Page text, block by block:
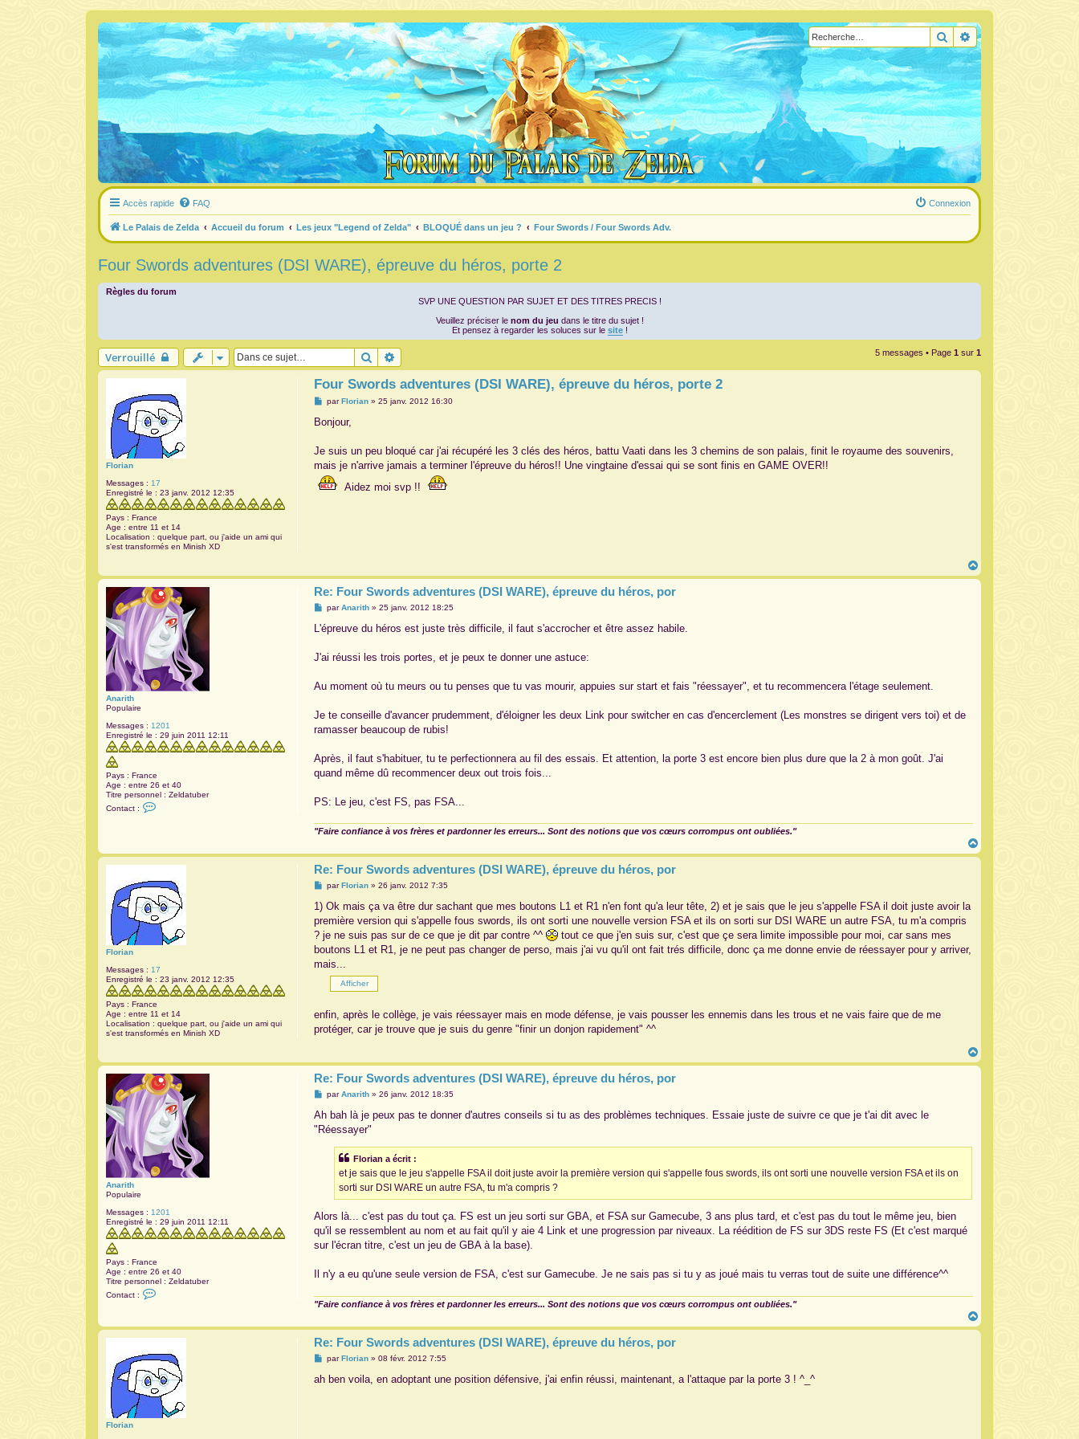
RechercherRecherche avancée
Accès rapide FAQ Connexion
Le Palais de Zelda Accueil du forum Les jeux "Legend of Zelda" BLOQUÉ dans un jeu ? Four Swords / Four Swords Adv.
Four Swords adventures (DSI WARE), épreuve du héros, porte 2
Règles du forum
SVP UNE QUESTION PAR SUJET ET DES TITRES PRECIS !
Veuillez préciser le nom du jeu dans le titre du sujet !
Et pensez à regarder les soluces sur le site!
Verrouillé Rechercher 5 messages • Page 1 sur 1
Florian
Messages : 17
Enregistré le : 23 janv. 2012 12:35
Pays : France
Age : entre 11 et 14
Localisation : quelque part, ou j'aide un ami qui
s'est transformés en Minish XD
Four Swords adventures (DSI WARE), épreuve du héros, porte 2
M
s
g
parFlorian »25 janv. 2012 16:30
Bonjour,
Je suis un peu bloqué car j'ai récupéré les 3 clés des héros, battu Vaati dans les 3 chemins de son palais, finit le royaume des souvenirs,
mais je n'arrive jamais a terminer l'épreuve du héros!! Une vingtaine d'essai qui se sont finis en GAME OVER!!
Aidez moi svp !!
a
u
Anarith
Populaire
Messages : 1201
Enregistré le : 29 juin 2011 12:11
Pays : France
Age : entre 26 et 40
Titre personnel : Zeldatuber
Contact :
r
A
n
a
r
i
t
h
Re: Four Swords adventures (DSI WARE), épreuve du héros, por
M
s
s
g
parAnarith »25 janv. 2012 18:25
L'épreuve du héros est juste très difficile, il faut s'accrocher et être assez habile.
J'ai réussi les trois portes, et je peux te donner une astuce:
Au moment où tu meurs ou tu penses que tu vas mourir, appuies sur start et fais "réessayer", et tu recommencera l'étage seulement.
Je te conseille d'avancer prudemment, d'éloigner les deux Link pour switcher en cas d'encerclement (Les monstres se dirigent vers toi) et de
ramasser beaucoup de rubis!
Après, il faut s'habituer, tu te perfectionnera au fil des essais. Et attention, la porte 3 est encore bien plus dure que la 2 à mon goût. J'ai
quand même dû recommencer deux out trois fois...
PS: Le jeu, c'est FS, pas FSA...
"Faire confiance à vos frères et pardonner les erreurs... Sont des notions que vos cœurs corrompus ont oubliées."
a
u
Florian
Messages : 17
Enregistré le : 23 janv. 2012 12:35
Pays : France
Age : entre 11 et 14
Localisation : quelque part, ou j'aide un ami qui
s'est transformés en Minish XD
Re: Four Swords adventures (DSI WARE), épreuve du héros, por
M
s
a
g
e
parFlorian »26 janv. 2012 7:35
1) Ok mais ça va être dur sachant que mes boutons L1 et R1 n'en font qu'a leur tête, 2) et je sais que le jeu s'appelle FSA il doit juste avoir la
première version qui s'appelle fous swords, ils ont sorti une nouvelle version FSA et ils on sorti sur DSI WARE un autre FSA, tu m'a compris
? je ne suis pas sur de ce que je dit par contre ^^
tout ce que j'en suis sur, c'est que çe sera limite impossible pour moi, car sans mes
boutons L1 et R1, je ne peut pas changer de perso, mais j'ai vu qu'il ont fait trés difficile, donc ça me donne envie de réessayer pour y arriver,
mais...
enfin, après le collège, je vais réessayer mais en mode défense, je vais pousser les ennemis dans les trous et ne vais faire que de me
protéger, car je trouve que je suis du genre "finir un donjon rapidement" ^^
a
u
Anarith
Populaire
Messages : 1201
Enregistré le : 29 juin 2011 12:11
Pays : France
Age : entre 26 et 40
Titre personnel : Zeldatuber
Contact :
a
c
e
r
A
n
a
r
i
Re: Four Swords adventures (DSI WARE), épreuve du héros, por
M
s
a
parAnarith »26 janv. 2012 18:35
Ah bah là je peux pas te donner d'autres conseils si tu as des problèmes techniques. Essaie juste de suivre ce que je t'ai dit avec le
"Réessayer"
Florian a écrit :
et je sais que le jeu s'appelle FSA il doit juste avoir la première version qui s'appelle fous swords, ils ont sorti une nouvelle version FSA et ils on
sorti sur DSI WARE un autre FSA, tu m'a compris ?
Alors là... c'est pas du tout ça. FS est un jeu sorti sur GBA, et FSA sur Gamecube, 3 ans plus tard, et c'est pas du tout le même jeu, bien
qu'il se ressemblent au nom et au fait qu'il y aie 4 Link et une progression par niveaux. La réédition de FS sur 3DS reste FS (Et c'est marqué
sur l'écran titre, c'est un jeu de GBA à la base).
Il n'y a eu qu'une seule version de FSA, c'est sur Gamecube. Je ne sais pas si tu y as joué mais tu verras tout de suite une différence^^
"Faire confiance à vos frères et pardonner les erreurs... Sont des notions que vos cœurs corrompus ont oubliées."
a
u
Florian
Re: Four Swords adventures (DSI WARE), épreuve du héros, por
M
s
parFlorian »08 févr. 2012 7:55
ah ben voila, en adoptant une position défensive, j'ai enfin réussi, maintenant, a l'attaque par la porte 3 ! ^_^